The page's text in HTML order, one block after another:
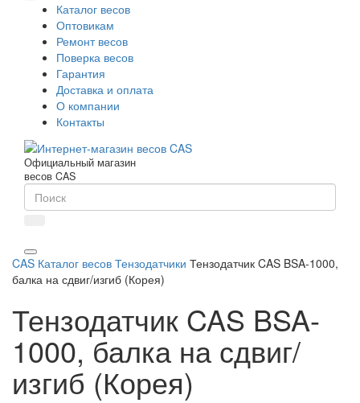
Каталог весов
Оптовикам
Ремонт весов
Поверка весов
Гарантия
Доставка и оплата
О компании
Контакты
Официальный магазин
весов CAS
CAS Каталог весов Тензодатчики Тензодатчик CAS BSA-1000,
балка на сдвиг/изгиб (Корея)
Тензодатчик CAS BSA-
1000, балка на сдвиг/
изгиб (Корея)